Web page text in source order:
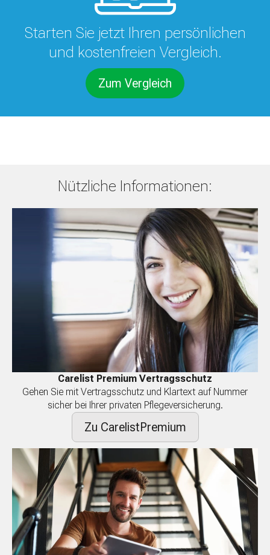
Starten Sie jetzt Ihren persönlichen
und kostenfreien Vergleich.
Zum Vergleich
Nützliche Informationen:
Carelist Premium Vertragsschutz
Gehen Sie mit Vertragsschutz und Klartext auf Nummer
sicher bei Ihrer privaten Pflegeversicherung.
Zu CarelistPremium